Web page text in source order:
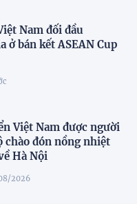
Nam đối đầu
ở bán kết ASEAN Cup
Việt Nam được người
chào đón nồng nhiệt
Hà Nội
2026